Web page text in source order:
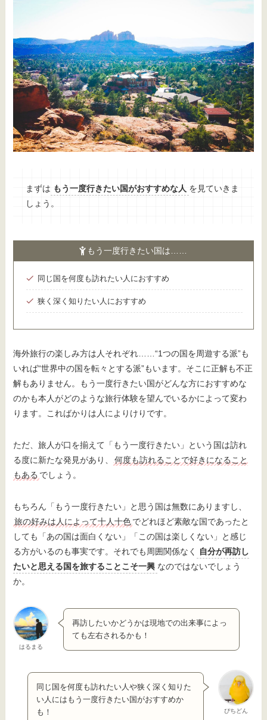
まずは もう一度行きたい国がおすすめな人 を見ていきま
しょう。
もう一度行きたい国は……
同じ国を何度も訪れたい人におすすめ
狭く深く知りたい人におすすめ
海外旅行の楽しみ方は人それぞれ……“1つの国を周遊する派”も
いれば“世界中の国を転々とする派”もいます。そこに正解も不正
解もありません。もう一度行きたい国がどんな方におすすめな
のかも本人がどのような旅行体験を望んでいるかによって変わ
ります。こればかりは人によりけりです。
ただ、旅人が口を揃えて「もう一度行きたい」という国は訪れ
る度に新たな発見があり、
何度も訪れることで好きになること
もある でしょう。
もちろん「もう一度行きたい」と思う国は無数にありますし、
旅の好みは人によって十人十色でどれほど素敵な国であったと
しても「あの国は面白くない」「この国は楽しくない」と感じ
る方がいるのも事実です。それでも周囲関係なく
自分が再訪し
たいと思える国を旅することこそ一興 なのではないでしょう
か。
はるまる
再訪したいかどうかは現地での出来事によっ
ても左右されるかも！
ぴちどん
同じ国を何度も訪れたい人や狭く深く知りた
い人にはもう一度行きたい国がおすすめか
も！